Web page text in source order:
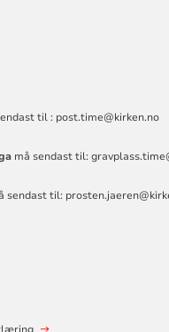
til : post.time@kirken.no
må sendast til:
sendast til: